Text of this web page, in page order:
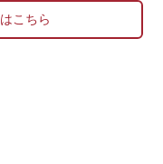
こちら